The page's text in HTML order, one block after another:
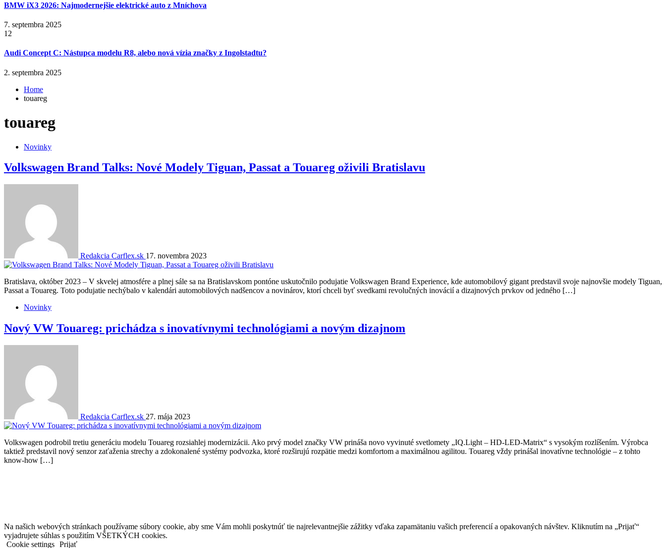
BMW iX3 2026: Najmodernejšie elektrické auto z Mníchova
7. septembra 2025
12
Audi Concept C: Nástupca modelu R8, alebo nová vízia značky z Ingolstadtu?
2. septembra 2025
Home
touareg
touareg
Novinky
Volkswagen Brand Talks: Nové Modely Tiguan, Passat a Touareg oživili Bratislavu
Redakcia Carflex.sk 17. novembra 2023
Bratislava, október 2023 – V skvelej atmosfére a plnej sále sa na Bratislavskom pontóne uskutočnilo podujatie Volkswagen Brand Experience, kde automobilový gigant predstavil svoje najnovšie modely Tiguan,
Passat a Touareg. Toto podujatie nechýbalo v kalendári automobilových nadšencov a novinárov, ktorí chceli byť svedkami revolučných inovácií a dizajnových prvkov od jedného […]
Novinky
Nový VW Touareg: prichádza s inovatívnymi technológiami a novým dizajnom
Redakcia Carflex.sk 27. mája 2023
Volkswagen podrobil tretiu generáciu modelu Touareg rozsiahlej modernizácii. Ako prvý model značky VW prináša novo vyvinuté svetlomety „IQ.Light – HD-LED-Matrix“ s vysokým rozlíšením. Výrobca
taktiež predstavil nový senzor zaťaženia strechy a zdokonalené systémy podvozka, ktoré rozširujú rozpätie medzi komfortom a maximálnou agilitou. Touareg vždy prinášal inovatívne technológie – z tohto
know-how […]
Na našich webových stránkach používame súbory cookie, aby sme Vám mohli poskytnúť tie najrelevantnejšie zážitky vďaka zapamätaniu vašich preferencií a opakovaných návštev. Kliknutím na „Prijať“
vyjadrujete súhlas s použitím VŠETKÝCH cookies.
Cookie settings Prijať